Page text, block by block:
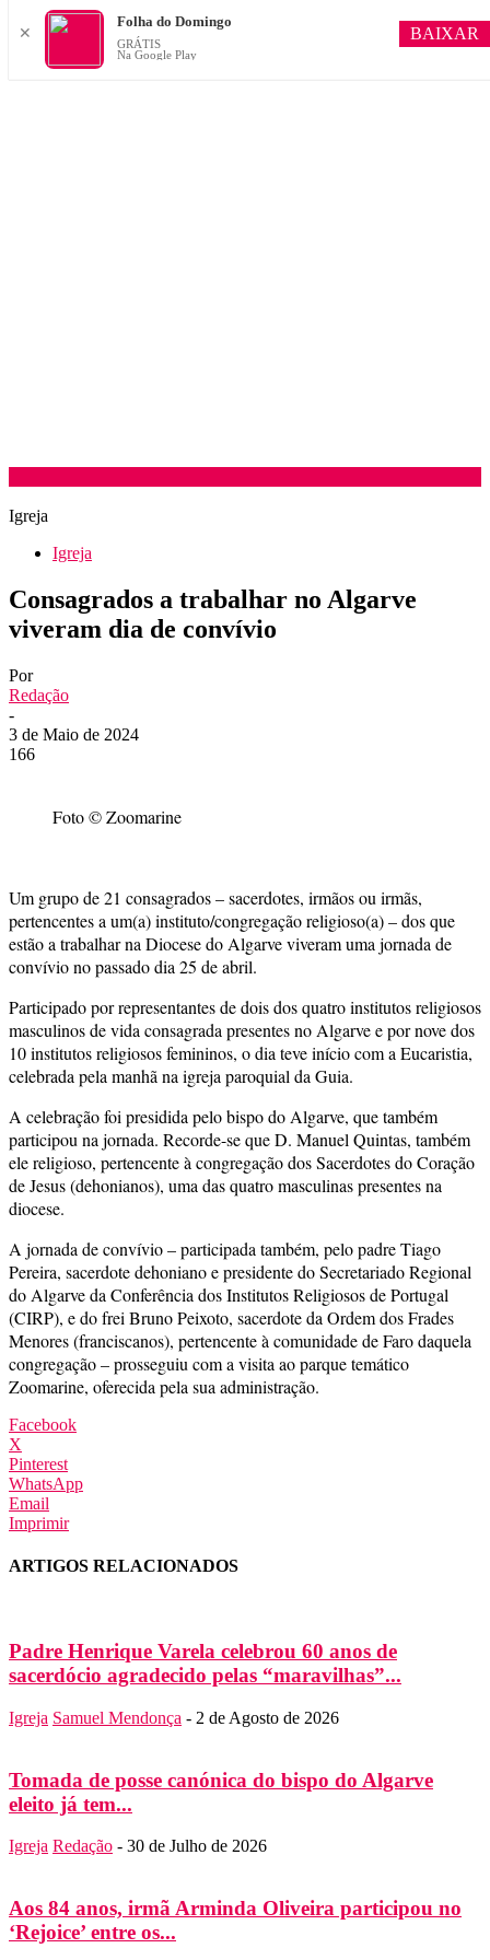
Igreja
Igreja
Consagrados a trabalhar no Algarve
viveram dia de convívio
Por
Redação
-
3 de Maio de 2024
166
Foto © Zoomarine
Um grupo de 21 consagrados – sacerdotes, irmãos ou irmãs,
pertencentes a um(a) instituto/congregação religioso(a) – dos que
estão a trabalhar na Diocese do Algarve viveram uma jornada de
convívio no passado dia 25 de abril.
Participado por representantes de dois dos quatro institutos religiosos
masculinos de vida consagrada presentes no Algarve e por nove dos
10 institutos religiosos femininos, o dia teve início com a Eucaristia,
celebrada pela manhã na igreja paroquial da Guia.
A celebração foi presidida pelo bispo do Algarve, que também
participou na jornada. Recorde-se que D. Manuel Quintas, também
ele religioso, pertencente à congregação dos Sacerdotes do Coração
de Jesus (dehonianos), uma das quatro masculinas presentes na
diocese.
A jornada de convívio – participada também, pelo padre Tiago
Pereira, sacerdote dehoniano e presidente do Secretariado Regional
do Algarve da Conferência dos Institutos Religiosos de Portugal
(CIRP), e do frei Bruno Peixoto, sacerdote da Ordem dos Frades
Menores (franciscanos), pertencente à comunidade de Faro daquela
congregação – prosseguiu com a visita ao parque temático
Zoomarine, oferecida pela sua administração.
Facebook
X
Pinterest
WhatsApp
Email
Imprimir
ARTIGOS RELACIONADOS
Padre Henrique Varela celebrou 60 anos de
sacerdócio agradecido pelas “maravilhas”...
Igreja Samuel Mendonça - 2 de Agosto de 2026
Tomada de posse canónica do bispo do Algarve
eleito já tem...
Igreja Redação - 30 de Julho de 2026
Aos 84 anos, irmã Arminda Oliveira participou no
‘Rejoice’ entre os...
✕
Folha do Domingo
GRÁTIS
Na Google Play
BAIXAR